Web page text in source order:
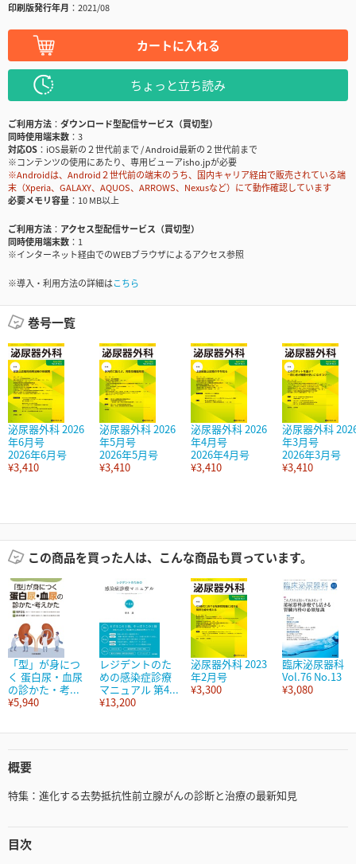
印刷版発行年月
2021/08
カートに入れる
ちょっと立ち読み
ご利用方法
ダウンロード型配信サービス（買切型）
同時使用端末数
3
対応OS
iOS最新の２世代前まで / Android最新の２世代前まで
※コンテンツの使用にあたり、専用ビューアisho.jpが必要
※Androidは、Android２世代前の端末のうち、国内キャリア経由で販売されている端
末（Xperia、GALAXY、AQUOS、ARROWS、Nexusなど）にて動作確認しています
必要メモリ容量
10 MB以上
ご利用方法
アクセス型配信サービス（買切型）
同時使用端末数
1
※インターネット経由でのWEBブラウザによるアクセス参照
※導入・利用方法の詳細はこちら
巻号一覧
泌尿器外科 2026
年6月号
2026年6月号
¥3,410
泌尿器外科 2026
年5月号
2026年5月号
¥3,410
泌尿器外科 2026
年4月号
2026年4月号
¥3,410
泌尿器外科
年3月号
2026年3月号
¥3,410
この商品を買った人は、こんな商品も買っています。
「型」が身につ
く 蛋白尿・血尿
の診かた・考...
¥5,940
レジデントのた
めの感染症診療
マニュアル 第4...
¥13,200
泌尿器外科 2023
年2月号
¥3,300
臨床泌尿器科
Vol.76 No.13
¥3,080
概要
特集：進化する去勢抵抗性前立腺がんの診断と治療の最新知見
目次